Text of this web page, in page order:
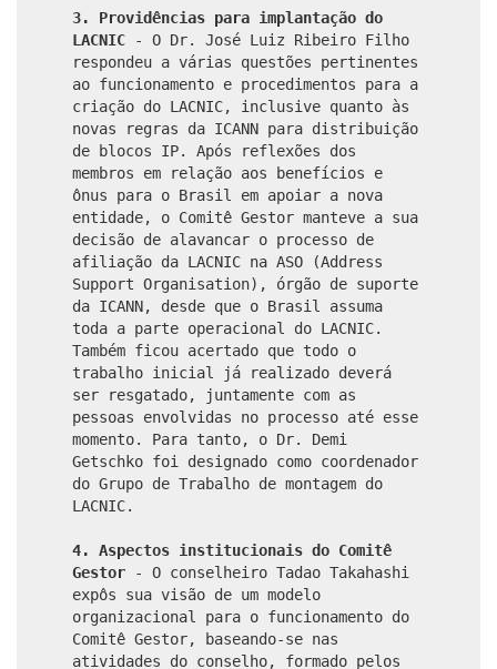
3.
Providências para implantação do
LACNIC
- O Dr. José Luiz Ribeiro Filho
respondeu a várias questões pertinentes
ao funcionamento e procedimentos para a
criação do LACNIC, inclusive quanto às
novas regras da ICANN para distribuição
de blocos IP. Após reflexões dos
membros em relação aos benefícios e
ônus para o Brasil em apoiar a nova
entidade, o Comitê Gestor manteve a sua
decisão de alavancar o processo de
afiliação da LACNIC na ASO (Address
Support Organisation), órgão de suporte
da ICANN, desde que o Brasil assuma
toda a parte operacional do LACNIC.
Também ficou acertado que todo o
trabalho inicial já realizado deverá
ser resgatado, juntamente com as
pessoas envolvidas no processo até esse
momento. Para tanto, o Dr. Demi
Getschko foi designado como coordenador
do Grupo de Trabalho de montagem do
LACNIC.
4.
Aspectos institucionais do Comitê
Gestor
- O conselheiro Tadao Takahashi
expôs sua visão de um modelo
organizacional para o funcionamento do
Comitê Gestor, baseando-se nas
atividades do conselho, formado pelos